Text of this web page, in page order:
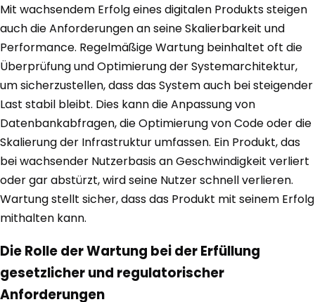
Mit wachsendem Erfolg eines digitalen Produkts steigen
auch die Anforderungen an seine Skalierbarkeit und
Performance. Regelmäßige Wartung beinhaltet oft die
Überprüfung und Optimierung der Systemarchitektur,
um sicherzustellen, dass das System auch bei steigender
Last stabil bleibt. Dies kann die Anpassung von
Datenbankabfragen, die Optimierung von Code oder die
Skalierung der Infrastruktur umfassen. Ein Produkt, das
bei wachsender Nutzerbasis an Geschwindigkeit verliert
oder gar abstürzt, wird seine Nutzer schnell verlieren.
Wartung stellt sicher, dass das Produkt mit seinem Erfolg
mithalten kann.
Die Rolle der Wartung bei der Erfüllung
gesetzlicher und regulatorischer
Anforderungen